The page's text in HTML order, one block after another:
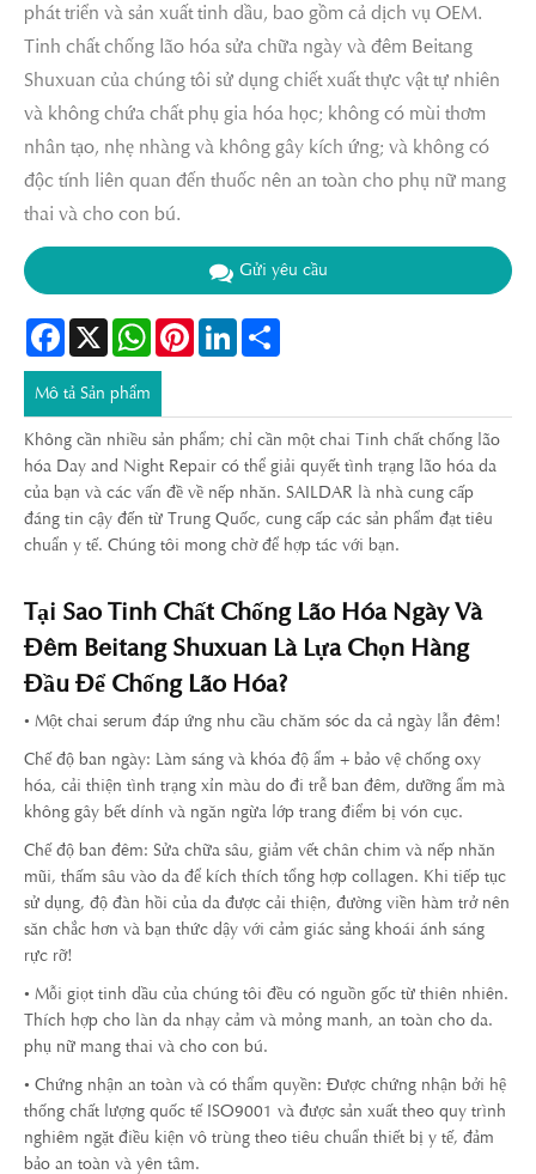
phát triển và sản xuất tinh dầu, bao gồm cả dịch vụ OEM.
Tinh chất chống lão hóa sửa chữa ngày và đêm Beitang
Shuxuan của chúng tôi sử dụng chiết xuất thực vật tự nhiên
và không chứa chất phụ gia hóa học; không có mùi thơm
nhân tạo, nhẹ nhàng và không gây kích ứng; và không có
độc tính liên quan đến thuốc nên an toàn cho phụ nữ mang
thai và cho con bú.
Gửi yêu cầu
Facebook
X WhatsAppPinterestLinkedIn
Mô tả Sản phẩm
Không cần nhiều sản phẩm; chỉ cần một chai Tinh chất chống lão
hóa Day and Night Repair có thể giải quyết tình trạng lão hóa da
của bạn và các vấn đề về nếp nhăn. SAILDAR là nhà cung cấp
đáng tin cậy đến từ Trung Quốc, cung cấp các sản phẩm đạt tiêu
chuẩn y tế. Chúng tôi mong chờ để hợp tác với bạn.
Tại Sao Tinh Chất Chống Lão Hóa Ngày Và
Đêm Beitang Shuxuan Là Lựa Chọn Hàng
Đầu Để Chống Lão Hóa?
• Một chai serum đáp ứng nhu cầu chăm sóc da cả ngày lẫn đêm!
Chế độ ban ngày: Làm sáng và khóa độ ẩm + bảo vệ chống oxy
hóa, cải thiện tình trạng xỉn màu do đi trễ ban đêm, dưỡng ẩm mà
không gây bết dính và ngăn ngừa lớp trang điểm bị vón cục.
Chế độ ban đêm: Sửa chữa sâu, giảm vết chân chim và nếp nhăn
mũi, thấm sâu vào da để kích thích tổng hợp collagen. Khi tiếp tục
sử dụng, độ đàn hồi của da được cải thiện, đường viền hàm trở nên
săn chắc hơn và bạn thức dậy với cảm giác sảng khoái ánh sáng
rực rỡ!
• Mỗi giọt tinh dầu của chúng tôi đều có nguồn gốc từ thiên nhiên.
Thích hợp cho làn da nhạy cảm và mỏng manh, an toàn cho da.
phụ nữ mang thai và cho con bú.
• Chứng nhận an toàn và có thẩm quyền: Được chứng nhận bởi hệ
thống chất lượng quốc tế ISO9001 và được sản xuất theo quy trình
nghiêm ngặt điều kiện vô trùng theo tiêu chuẩn thiết bị y tế, đảm
bảo an toàn và yên tâm.